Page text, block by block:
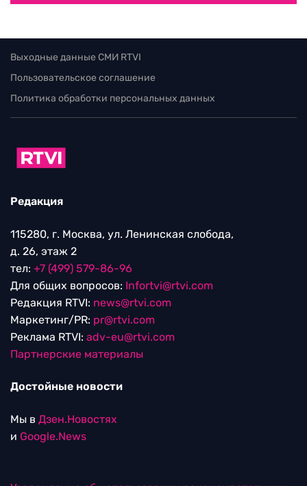
Выходные данные СМИ RTVI
Пользовательское соглашение
Политика обработки персональных данных
Редакция
115280, г. Москва, ул. Ленинская слобода,
д. 26, этаж 2
тел: +7 (499) 579-86-96
Для общих вопросов: Infortvi@rtvi.com
Редакция RTVI: news@rtvi.com
Маркетинг/PR: pr@rtvi.com
Реклама RTVI: adv-eu@rtvi.com
Партнерские материалы
Достойные новости
Мы в Дзен.Новостях
и Google.News